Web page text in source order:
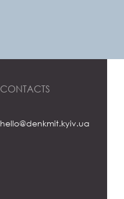
CONTACTS
hello@denkmit.kyiv.ua